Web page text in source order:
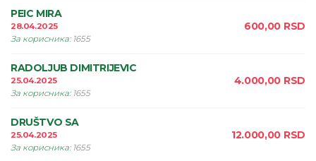
PEIC MIRA
28.04.2025
За корисника: 1655
600,00 RSD
RADOLJUB DIMITRIJEVIC
25.04.2025
За корисника: 1655
4.000,00 RSD
DRUŠTVO SA
25.04.2025
За корисника: 1655
12.000,00 RSD